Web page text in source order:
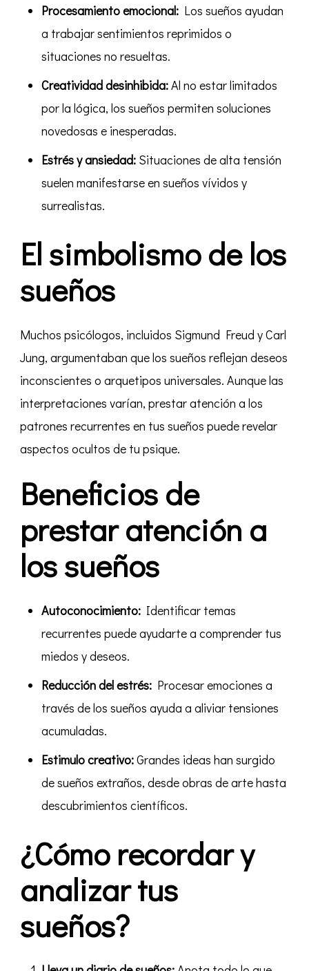
Procesamiento emocional:Los sueños ayudan
a trabajar sentimientos reprimidos o
situaciones no resueltas.
Creatividad desinhibida:Al no estar limitados
por la lógica, los sueños permiten soluciones
novedosas e inesperadas.
Estrés y ansiedad:Situaciones de alta tensión
suelen manifestarse en sueños vívidos y
surrealistas.
El simbolismo de los
sueños
Muchos psicólogos, incluidos Sigmund Freud y Carl
Jung, argumentaban que los sueños reflejan deseos
inconscientes o arquetipos universales. Aunque las
interpretaciones varían, prestar atención a los
patrones recurrentes en tus sueños puede revelar
aspectos ocultos de tu psique.
Beneficios de
prestar atención a
los sueños
Autoconocimiento:Identificar temas
recurrentes puede ayudarte a comprender tus
miedos y deseos.
Reducción del estrés:Procesar emociones a
través de los sueños ayuda a aliviar tensiones
acumuladas.
Estimulo creativo:Grandes ideas han surgido
de sueños extraños, desde obras de arte hasta
descubrimientos científicos.
¿Cómo recordar y
analizar tus
sueños?